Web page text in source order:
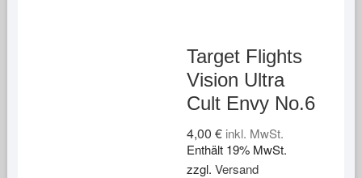
Target Flights
Vision Ultra
Cult Envy No.6
4,00 € inkl. MwSt.
Enthält 19% MwSt.
zzgl. Versand